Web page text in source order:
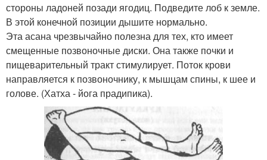
стороны ладоней позади ягодиц. Подведите лоб к земле.
В этой конечной позиции дышите нормально.
Эта асана чрезвычайно полезна для тех, кто имеет
смещенные позвоночные диски. Она также почки и
пищеварительный тракт стимулирует. Поток крови
направляется к позвоночнику, к мышцам спины, к шее и
голове. (Хатха - йога прадипика).